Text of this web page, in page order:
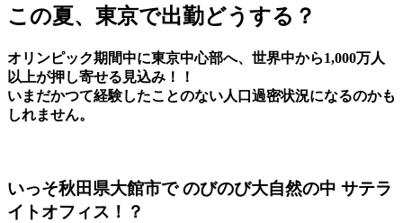
この夏、東京で出勤どうする？
オリンピック期間中に東京中心部へ、世界中から1,000万人
以上が押し寄せる見込み！！
いまだかつて経験したことのない人口過密状況になるのかも
しれません。
いっそ秋田県大館市で のびのび大自然の中 サテラ
イトオフィス！？